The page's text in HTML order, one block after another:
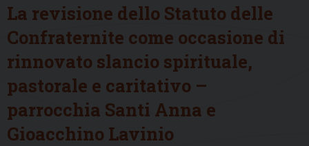
La revisione dello Statuto delle
Confraternite come occasione di
rinnovato slancio spirituale,
pastorale e caritativo –
parrocchia Santi Anna e
Gioacchino Lavinio